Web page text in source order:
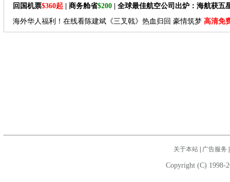
回国机票$360起 | 商务舱省$200 | 全球最佳航空公司出炉：海航获五
海外华人福利！在线看陈建斌《三叉戟》热血归回 豪情筑梦 高清免
关于本站| 广告服务
Copyright (C) 1998-